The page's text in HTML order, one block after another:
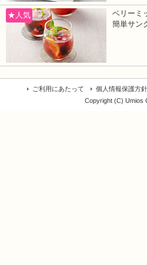
★人気
ベリーミ
簡単サン
ご利用にあたって 個人情報保護方針
Copyright (C) Umios